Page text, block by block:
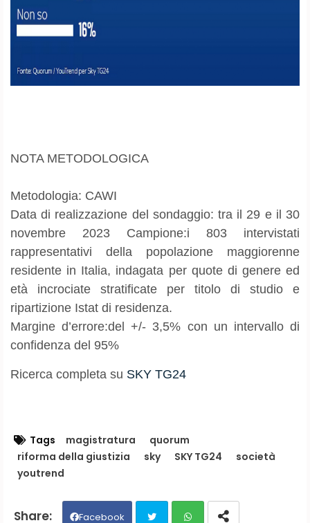
NOTA METODOLOGICA
Metodologia: CAWI
Data di realizzazione del sondaggio: tra il 29 e il 30
novembre 2023 Campione:i 803 intervistati
rappresentativi della popolazione maggiorenne
residente in Italia, indagata per quote di genere ed
età incrociate stratificate per titolo di studio e
ripartizione Istat di residenza.
Margine d’errore:del +/- 3,5% con un intervallo di
confidenza del 95%
Ricerca completa su SKY TG24
Tags magistratura
quorum
riforma della giustizia
sky SKY TG24
società
youtrend
Facebook